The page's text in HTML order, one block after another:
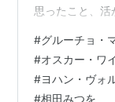
思ったこと、活
#グルーチョ・
#オスカー・ワ
#ヨハン・ヴォ
#相田みつを